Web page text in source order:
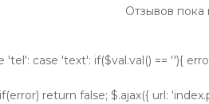
Отзывов пока
'tel': case 'text': if($val.val() == ''){
return false; $.ajax({ url: